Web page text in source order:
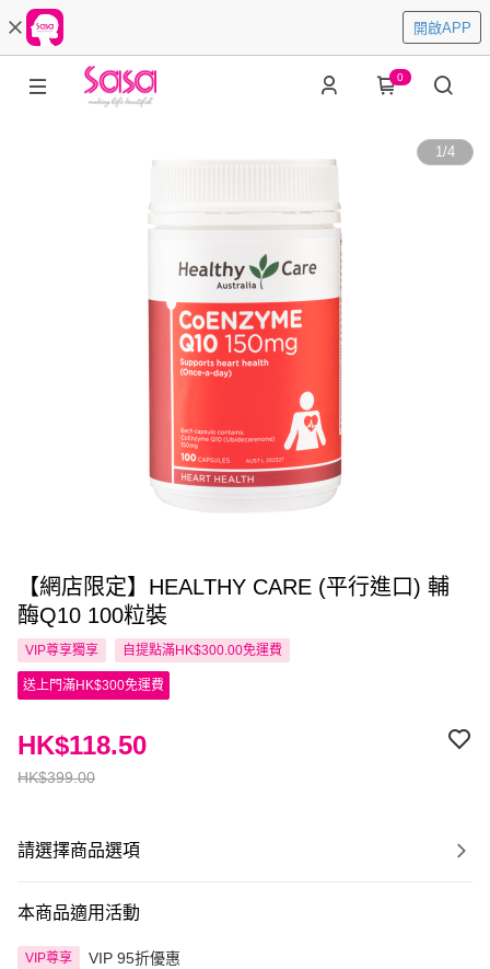
開啟APP
0
1/4
【網店限定】HEALTHY CARE (平行進口) 輔
酶Q10 100粒裝
VIP尊享獨享 自提點滿HK$300.00免運費
送上門滿HK$300免運費
HK$399.00
HK$118.50
請選擇商品選項
本商品適用活動
VIP尊享 VIP 95折優惠